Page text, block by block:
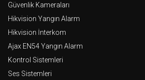
Güvenlik Kameraları
Hikvision Yangın Alarm
Hikvision İnterkom
Ajax EN54 Yangın Alarm
Kontrol Sistemleri
Ses Sistemleri